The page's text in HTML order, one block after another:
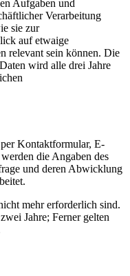
Aufgaben und
Verarbeitung
sie zur
auf etwaige
relevant sein können. Die
wird alle drei Jahre
Kontaktformular, E-
die Angaben des
und deren Abwicklung
mehr erforderlich sind.
Jahre; Ferner gelten